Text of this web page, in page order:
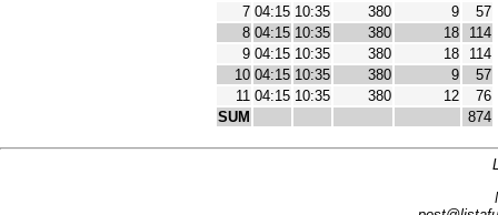
7 04:15 10:35 380 9
57
8 04:15 10:35 380 18
114
9 04:15 10:35 380 18
114
10 04:15 10:35 380 9
57
11 04:15 10:35 380 12
76
SUM
874